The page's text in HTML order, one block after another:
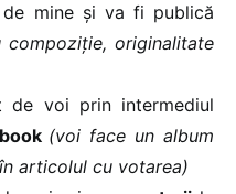
mine şi va fi publică
originalitate
voi prin intermediul
(voi face un album
articolul cu votarea)